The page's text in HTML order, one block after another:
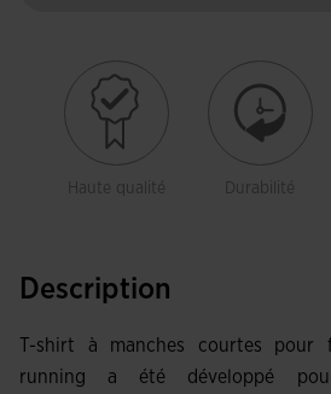
Haute qualité Durabilité
Description
T-shirt à manches courtes pour
running a été développé